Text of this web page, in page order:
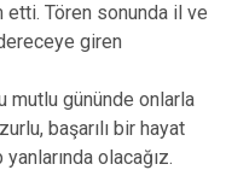
Tören sonunda il ve
giren
gününde onlarla
başarılı bir hayat
olacağız.